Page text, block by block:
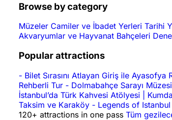
Browse by category
Müzeler Camiler ve İbadet Yerleri Tarihi
Akvaryumlar ve Hayvanat Bahçeleri
Popular attractions
- Bilet Sırasını Atlayan Giriş ile Ayasofya
Rehberli Tur - Dolmabahçe Sarayı
İstanbul’da Türk Kahvesi Atölyesi |
Taksim ve Karaköy - Legends of Istanbul
120+ attractions in one pass Tüm